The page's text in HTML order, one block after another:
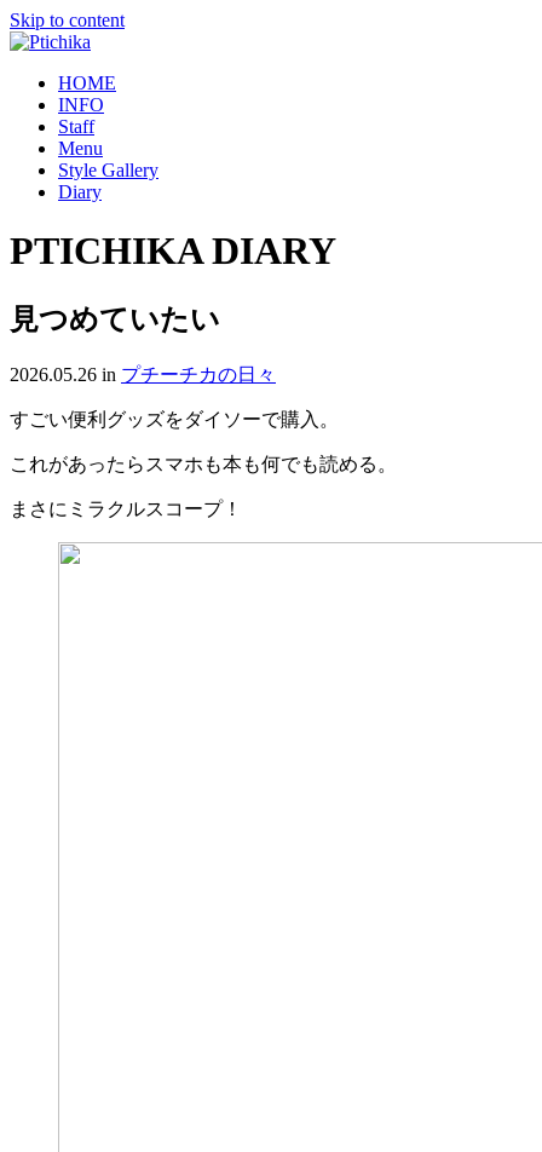
Skip to content
HOME
INFO
Staff
Menu
Style Gallery
Diary
PTICHIKA DIARY
見つめていたい
2026.05.26 in プチーチカの日々
すごい便利グッズをダイソーで購入。
これがあったらスマホも本も何でも読める。
まさにミラクルスコープ！